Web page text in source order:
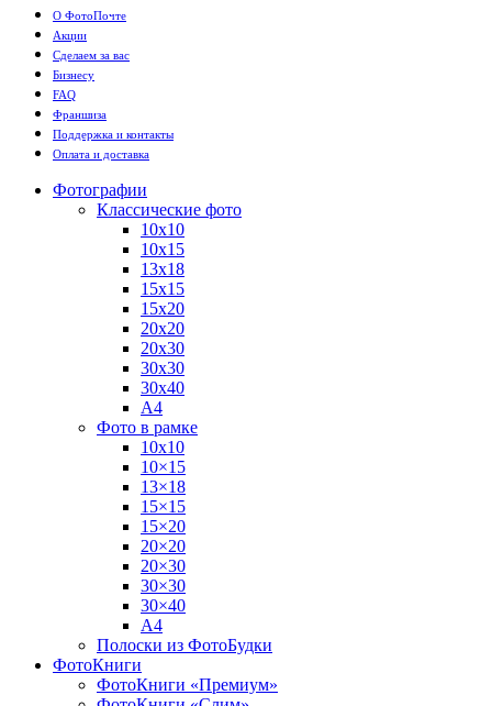
О ФотоПочте
Акции
Сделаем за вас
Бизнесу
FAQ
Франшиза
Поддержка и контакты
Оплата и доставка
Фотографии
Классические фото
10х10
10х15
13х18
15х15
15х20
20х20
20х30
30х30
30х40
А4
Фото в рамке
10х10
10×15
13×18
15×15
15×20
20×20
20×30
30×30
30×40
A4
Полоски из ФотоБудки
ФотоКниги
ФотоКниги «Премиум»